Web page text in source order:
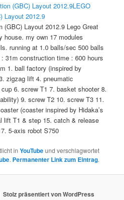
LEGO
Layout 2012.9
(GBC) Layout 2012.9 Lego Great
house. my own 17 modules
running at 1.0 balls/sec 500 balls
31m construction time : 600 hours
1. ball factory (inspired by
zigzag lift 4. pneumatic
6. screw T1 7. basket shooter 8.
9. screw T2 10. screw T3 11.
(coaster inspired by Hidaka’s
lift T1 & step 15. catch & release
5-axis robot S750
inYouTubeund verschlagwortet
. Permanenter Link zum Eintrag.
Stolz präsentiert von WordPress